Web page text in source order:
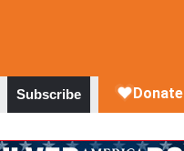
Subscribe